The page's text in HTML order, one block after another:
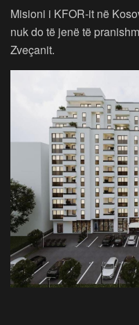
Misioni i KFOR-it në
nuk do të jenë të
Zveçanit.